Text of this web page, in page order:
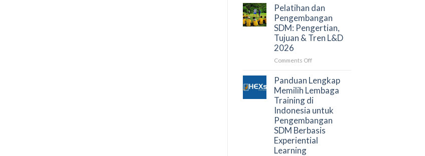
Building
Building
Outing:
Intervensi
Perilaku
Korporasi
Lembaga
Negara
Pelatihan dan
Pengembangan
SDM: Pengertian,
Tujuan & Tren L&D
2026
Comments Offon
dan
Pengembangan
SDM:
Pengertian,
Tujuan
&
Tren
L&D
Panduan Lengkap
Memilih Lembaga
Training di
Indonesia untuk
Pengembangan
SDM Berbasis
Experiential
Learning